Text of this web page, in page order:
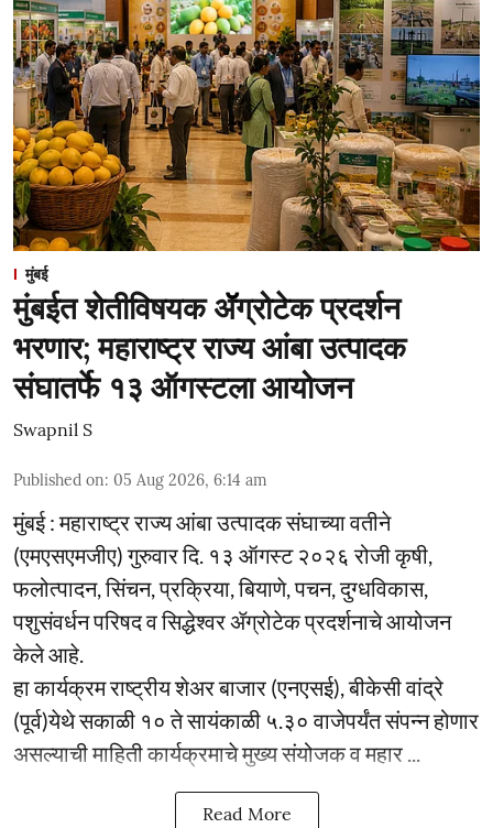
मुंबई
मुंबईत शेतीविषयक ॲॅग्रोटेक प्रदर्शन
भरणार; महाराष्ट्र राज्य आंबा उत्पादक
संघातर्फे १३ ऑगस्टला आयोजन
Swapnil S
Published on: 05 Aug 2026, 6:14 am
मुंबई : महाराष्ट्र राज्य आंबा उत्पादक संघाच्या वतीने
(एमएसएमजीए) गुरुवार दि. १३ ऑगस्ट २०२६ रोजी कृषी,
फलोत्पादन, सिंचन, प्रक्रिया, बियाणे, पचन, दुग्धविकास,
पशुसंवर्धन परिषद व सिद्धेश्वर ॲग्रोटेक प्रदर्शनाचे आयोजन
केले आहे.
हा कार्यक्रम राष्ट्रीय शेअर बाजार (एनएसई), बीकेसी वांद्रे
(पूर्व)येथे सकाळी १० ते सायंकाळी ५.३० वाजेपर्यंत संपन्न होणार
असल्याची माहिती कार्यक्रमाचे मुख्य संयोजक व महार ...
Read More